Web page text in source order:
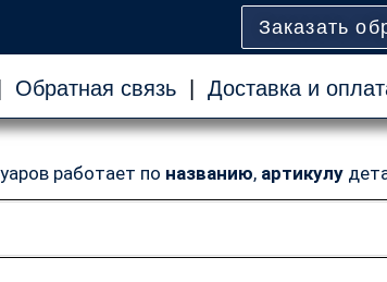
Заказать
Обратная связь| Доставка и
работает по названию, артикулу